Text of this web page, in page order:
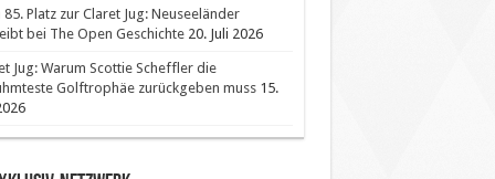
85. Platz zur Claret Jug: Neuseeländer
bei The Open Geschichte 20. Juli 2026
Jug: Warum Scottie Scheffler die
Golftrophäe zurückgeben muss 15.